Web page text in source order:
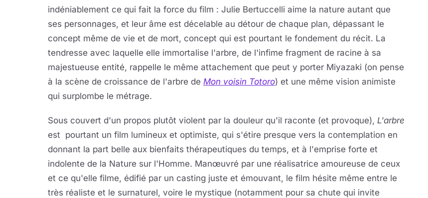
indéniablement ce qui fait la force du film : Julie Bertuccelli aime la nature autant que
ses personnages, et leur âme est décelable au détour de chaque plan, dépassant le
concept même de vie et de mort, concept qui est pourtant le fondement du récit. La
tendresse avec laquelle elle immortalise l'arbre, de l'infime fragment de racine à sa
majestueuse entité, rappelle le même attachement que peut y porter Miyazaki (on pense
à la scène de croissance de l'arbre de Mon voisin Totoro) et une même vision animiste
qui surplombe le métrage.
Sous couvert d'un propos plutôt violent par la douleur qu'il raconte (et provoque), L'arbre
est pourtant un film lumineux et optimiste, qui s'étire presque vers la contemplation en
donnant la part belle aux bienfaits thérapeutiques du temps, et à l'emprise forte et
indolente de la Nature sur l'Homme. Manœuvré par une réalisatrice amoureuse de ceux
et ce qu'elle filme, édifié par un casting juste et émouvant, le film hésite même entre le
très réaliste et le surnaturel, voire le mystique (notamment pour sa chute qui invite